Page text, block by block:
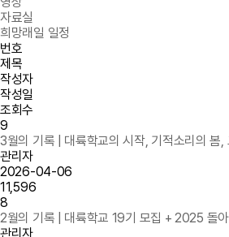
자료실
희망래일 일정
번호
제목
작성자
작성일
조회수
9
3월의 기록 | 대륙학교의 시작, 기적소리의 봄,
관리자
2026-04-06
11,596
8
2월의 기록 | 대륙학교 19기 모집 + 2025 돌
관리자